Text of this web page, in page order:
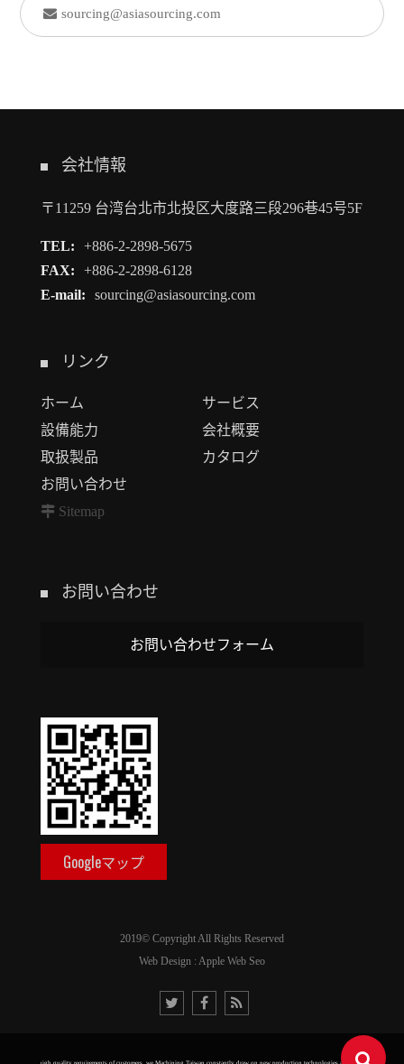
sourcing@asiasourcing.com
会社情報
〒11259 台湾台北市北投区大度路三段296巷45号5F
TEL:
+886-2-2898-5675
FAX:
+886-2-2898-6128
E-mail:
sourcing@asiasourcing.com
リンク
ホーム
サービス
設備能力
会社概要
取扱製品
カタログ
お問い合わせ
Sitemap
お問い合わせ
お問い合わせフォーム
Googleマップ
2019© Copyright All Rights Reserved
Web Design : Apple Web Seo
to meet the high quality requirements of customers, we Machining Taiwan constantly draw on new production technologies at home and abroad